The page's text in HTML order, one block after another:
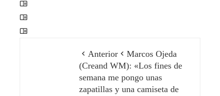
Anterior
Marcos Ojeda
(Creand WM): «Los fines de
semana me pongo unas
zapatillas y una camiseta de